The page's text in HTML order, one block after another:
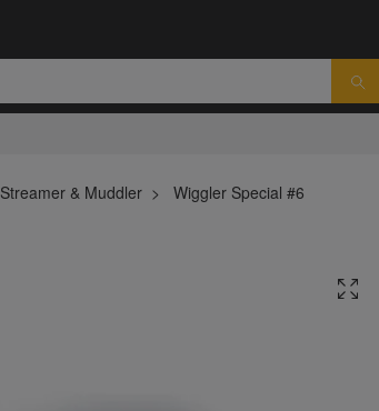
Streamer & Muddler Wiggler Special #6